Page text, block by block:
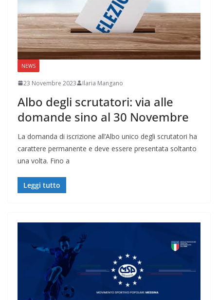
NEWS
23 Novembre 2023 Ilaria Mangano
Albo degli scrutatori: via alle
domande sino al 30 Novembre
La domanda di iscrizione all’Albo unico degli scrutatori ha
carattere permanente e deve essere presentata soltanto
una volta. Fino a
Leggi tutto